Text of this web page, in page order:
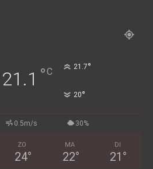
21.1 °C 21.7°
20°
0.5m/s 30%
ZO
24°
MA
22°
DI
21 °